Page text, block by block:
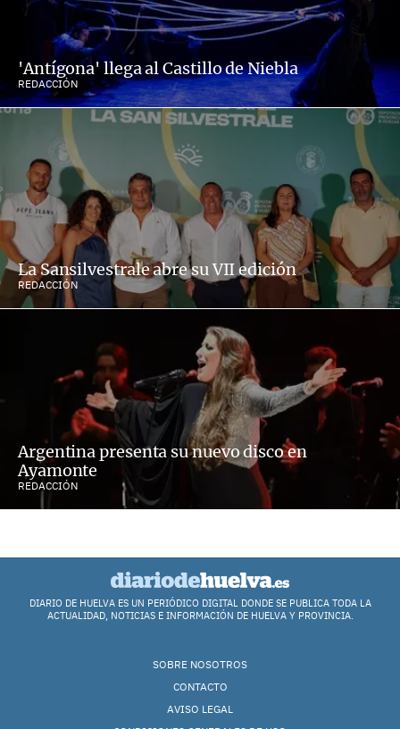
'Antígona' llega al Castillo de Niebla
REDACCIÓN
La Sansilvestrale abre su VII edición
REDACCIÓN
Argentina presenta su nuevo disco en
Ayamonte
REDACCIÓN
DIARIO DE HUELVA ES UN PERIÓDICO DIGITAL DONDE SE PUBLICA TODA LA
ACTUALIDAD, NOTICIAS E INFORMACIÓN DE HUELVA Y PROVINCIA.
SOBRE NOSOTROS
CONTACTO
AVISO LEGAL